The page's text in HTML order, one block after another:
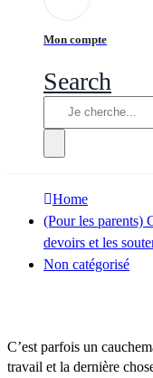
Mon compte
Search
Home
(Pour les parents)
devoirs et les
Non catégorisé
C’est parfois un
travail et la dernière